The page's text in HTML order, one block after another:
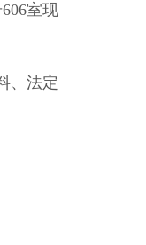
室现
、法定